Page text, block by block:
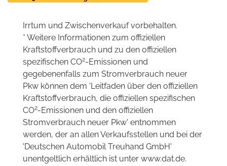
Irrtum und Zwischenverkauf vorbehalten.
* Weitere Informationen zum offiziellen
Kraftstoffverbrauch und zu den offiziellen
spezifischen CO2-Emissionen und
gegebenenfalls zum Stromverbrauch neuer
Pkw können dem 'Leitfaden über den offiziellen
Kraftstoffverbrauch, die offiziellen spezifischen
CO2-Emissionen und den offiziellen
Stromverbrauch neuer Pkw' entnommen
werden, der an allen Verkaufsstellen und bei der
'Deutschen Automobil Treuhand GmbH'
unentgeltlich erhältlich ist unter www.dat.de.